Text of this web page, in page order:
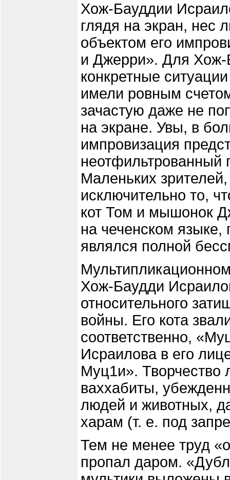
Хож-Бауддии
глядя на экран, нес
объектом его
и Джерри». Для Хож-
конкретные
имели ровным
зачастую даже не
на экране. Увы, в
импровизация
неотфильтрованный
Маленьких
исключительно то,
кот Том и мышонок
на чеченском языке,
являлся полной
Хож-Баудди
относительного
войны. Его кота
соответственно,
Исраилова в его
Муц1и». Творчество
ваххабиты,
людей и животных,
харам (т. е. под
Тем не менее труд
пропал даром.